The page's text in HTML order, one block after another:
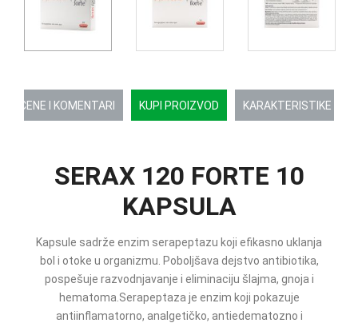
OCENE I KOMENTARI KUPI PROIZVOD KARAKTERISTIKE
SERAX 120 FORTE 10
KAPSULA
Kapsule sadrže enzim serapeptazu koji efikasno uklanja
bol i otoke u organizmu. Poboljšava dejstvo antibiotika,
pospešuje razvodnjavanje i eliminaciju šlajma, gnoja i
hematoma.Serapeptaza je enzim koji pokazuje
antiinflamatorno, analgetičko, antiedematozno i